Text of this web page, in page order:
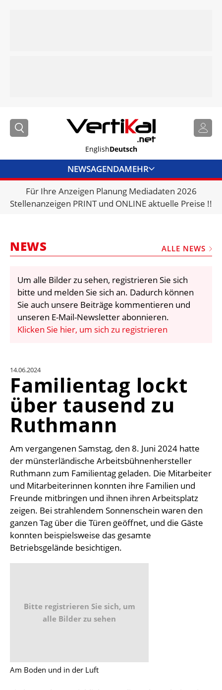
EnglishDeutsch
NEWSAGENDAMEHR
BRANCHENLINKS
VERMIETER
VIDEOS
BIBLIOTHEK
KRAN & BÜHNE
EINHEITENKONVERTER
KONTAKT
Für Ihre Anzeigen Planung Mediadaten 2026
Stellenanzeigen PRINT und ONLINE aktuelle Preise !!
NEWS ALLE NEWS
Um alle Bilder zu sehen, registrieren Sie sich
bitte und melden Sie sich an. Dadurch können
Sie auch unsere Beiträge kommentieren und
unseren E-Mail-Newsletter abonnieren.
Klicken Sie hier, um sich zu registrieren
14.06.2024
Familientag lockt
über tausend zu
Ruthmann
Am vergangenen Samstag, den 8. Juni 2024 hatte
der münsterländische Arbeitsbühnenhersteller
Ruthmann zum Familientag geladen. Die Mitarbeiter
und Mitarbeiterinnen konnten ihre Familien und
Freunde mitbringen und ihnen ihren Arbeitsplatz
zeigen. Bei strahlendem Sonnenschein waren den
ganzen Tag über die Türen geöffnet, und die Gäste
konnten beispielsweise das gesamte
Betriebsgelände besichtigen.
Bitte registrieren Sie sich, um
alle Bilder zu sehen
Am Boden und in der Luft